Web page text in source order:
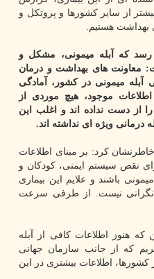
از سایر کشورها و پروتکل و
بهداشت هستیم.
رسد که آبله میمونی، مشکل و
معاونت های بهداشت و درمان
آبله میمونی در کشور، آمادگی
موجود، هیچ موردی از
از دست نداده اند و اغلب این
درمانی ویژه ای نداشته اند.
کرد: بر مبنای اطلاعات
نقص سیستم ایمنی، کودکان و
باشند و علایم این بیماری
نیست. از طرفی سرعت
که هنوز اطلاعات کافی از آبله
که از جانب سازمان جهانی
اطلاعات بیشتری در این